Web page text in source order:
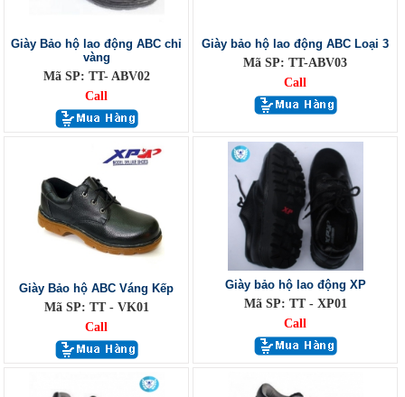
Giày Bảo hộ lao động ABC chỉ
vàng
Mã SP: TT- ABV02
Call
Giày bảo hộ lao động ABC Loại 3
Mã SP: TT-ABV03
Call
Giày Bảo hộ ABC Váng Kếp
Mã SP: TT - VK01
Call
Giày bảo hộ lao động XP
Mã SP: TT - XP01
Call